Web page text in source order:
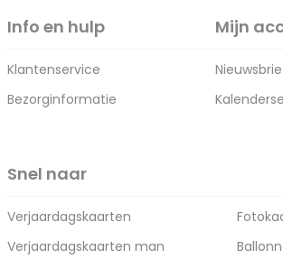
Info en hulp
Klantenservice
Bezorginformatie
Mijn
Snel naar
Verjaardagskaarten
Verjaardagskaarten man